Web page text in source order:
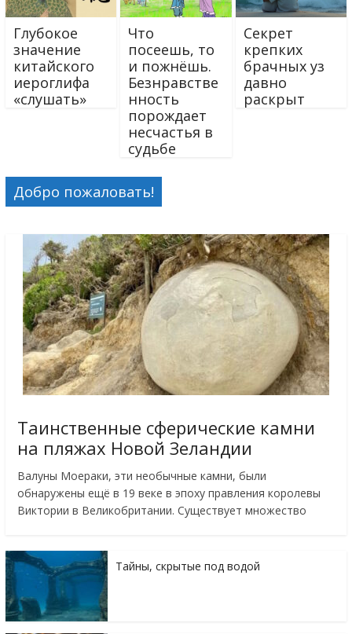
Глубокое
значение
китайского
иероглифа
«слушать»
Что
посеешь, то
и пожнёшь.
Безнравстве
нность
порождает
несчастья в
судьбе
Секрет
крепких
брачных уз
давно
раскрыт
Добро пожаловать!
Таинственные сферические камни
на пляжах Новой Зеландии
Валуны Моераки, эти необычные камни, были
обнаружены ещё в 19 веке в эпоху правления королевы
Виктории в Великобритании. Существует множество
Тайны, скрытые под водой